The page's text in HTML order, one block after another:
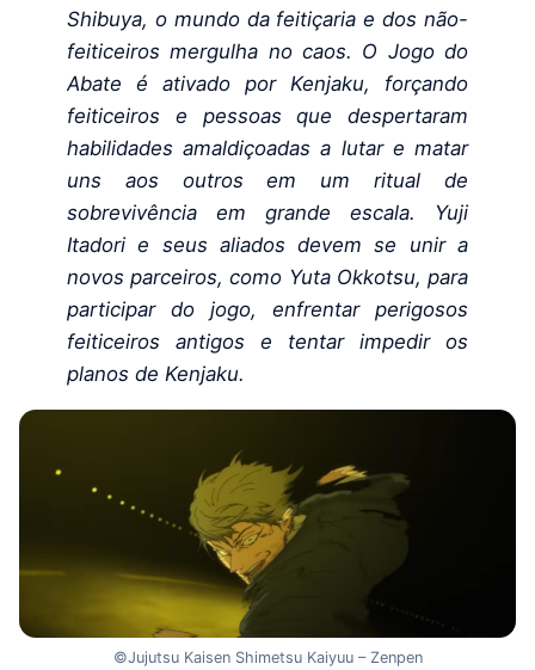
Shibuya, o mundo da feitiçaria e dos não-
feiticeiros mergulha no caos. O Jogo do
Abate é ativado por Kenjaku, forçando
feiticeiros e pessoas que despertaram
habilidades amaldiçoadas a lutar e matar
uns aos outros em um ritual de
sobrevivência em grande escala. Yuji
Itadori e seus aliados devem se unir a
novos parceiros, como Yuta Okkotsu, para
participar do jogo, enfrentar perigosos
feiticeiros antigos e tentar impedir os
planos de Kenjaku.
©Jujutsu Kaisen Shimetsu Kaiyuu – Zenpen